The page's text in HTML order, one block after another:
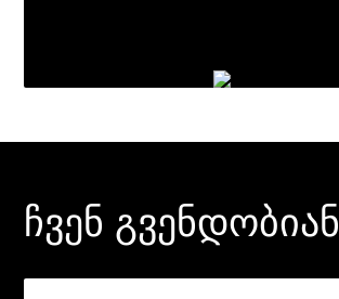
ჩვენ გვენდობიან